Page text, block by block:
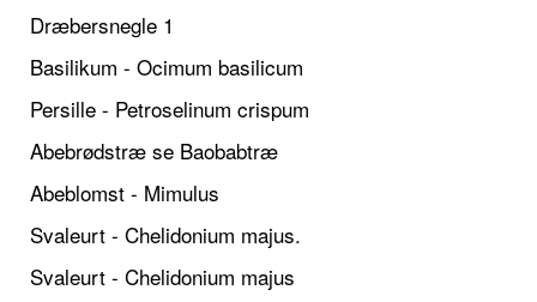
Dræbersnegle 1
Basilikum - Ocimum basilicum
Persille - Petroselinum crispum
Abebrødstræ se Baobabtræ
Abeblomst - Mimulus
Svaleurt - Chelidonium majus.
Svaleurt - Chelidonium majus